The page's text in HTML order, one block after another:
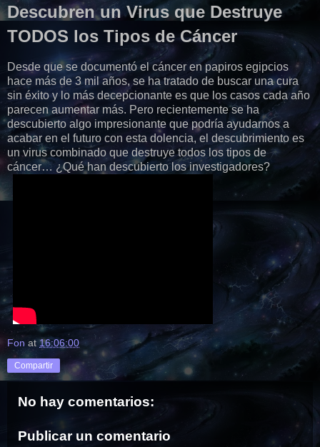
Descubren un Virus que Destruye
TODOS los Tipos de Cáncer
Desde que se documentó el cáncer en papiros egipcios
hace más de 3 mil años, se ha tratado de buscar una cura
sin éxito y lo más decepcionante es que los casos cada año
parecen aumentar más. Pero recientemente se ha
descubierto algo impresionante que podría ayudarnos a
acabar en el futuro con esta dolencia, el descubrimiento es
un virus combinado que destruye todos los tipos de
cáncer… ¿Qué han descubierto los investigadores?
Fon at 16:06:00
Compartir
No hay comentarios:
Publicar un comentario